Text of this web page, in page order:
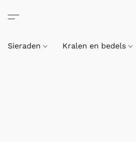
Sieraden Kralen en bedels